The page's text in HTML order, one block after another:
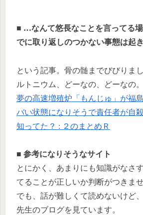
■ …なんて悠長なことを言ってる
でに取り返しのつかない事態は起
という記事。骨の髄までびびりま
ルトニウム、どーなの、どーなの。
夢の高速増殖炉「もんじゅ」が福
バい状態になりそうで責任者が自
知ってた？ : ２のまとめＲ
■ 参考になりそうなサイト
とにかく、あまりにも知識がなさ
てることが正しいか判断がつきませ
でも、話が難しくて読めないけど
先生のブログを見ています。